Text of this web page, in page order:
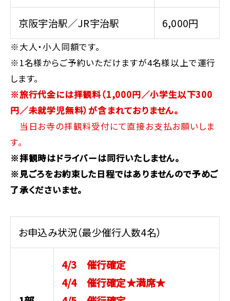
京阪宇治駅／JR宇治駅 6,000円
※大人・小人同額です。
※1名様からご予約いただけますが4名様以上で運行
します。
※旅行代金には拝観料（1,000円／小学生以下300
円／未就学児無料）が含まれておりません。
当日お寺の拝観料受付にて直接お支払お願いしま
す。
※拝観時はドライバーは同行いたしません。
※見ごろをお約束した日程ではありませんので予めご
了承くださいませ。
お申込み状況（最少催行人数4名）
4/3
催行確定
4/4 催行確定★満席★